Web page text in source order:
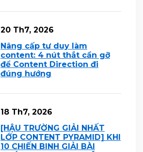
20 Th7, 2026
Nâng cấp tư duy làm
content: 4 nút thắt cần gỡ
để Content Direction đi
đúng hướng
18 Th7, 2026
[HẬU TRƯỜNG GIẢI NHẤT
LỚP CONTENT PYRAMID] KHI
10 CHIẾN BINH GIẢI BÀI